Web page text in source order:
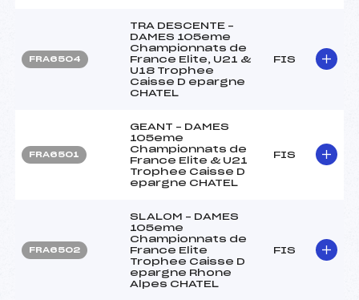
FRA6504
TRA DESCENTE –
DAMES 105eme
Championnats de
France Elite, U21 &
U18 Trophee
Caisse D epargne
CHATEL
FIS
FRA6501
GEANT – DAMES
105eme
Championnats de
France Elite & U21
Trophee Caisse D
epargne CHATEL
FIS
FRA6502
SLALOM – DAMES
105eme
Championnats de
France Elite
Trophee Caisse D
epargne Rhone
Alpes CHATEL
FIS